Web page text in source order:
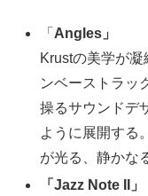
「 Angles」
Krustの美学が
ンベーストラッ
操るサウンドデ
ように展開する
が光る、静かな
「Jazz Note II」